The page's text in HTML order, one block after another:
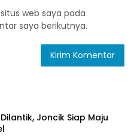
web saya pada
saya berikutnya.
Joncik Siap Maju